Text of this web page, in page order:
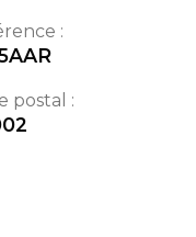
:
postal :